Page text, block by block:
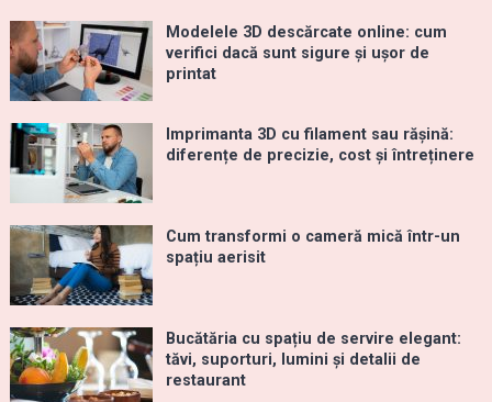
Modelele 3D descărcate online: cum
verifici dacă sunt sigure și ușor de
printat
Imprimanta 3D cu filament sau rășină:
diferențe de precizie, cost și întreținere
Cum transformi o cameră mică într-un
spațiu aerisit
Bucătăria cu spațiu de servire elegant:
tăvi, suporturi, lumini și detalii de
restaurant